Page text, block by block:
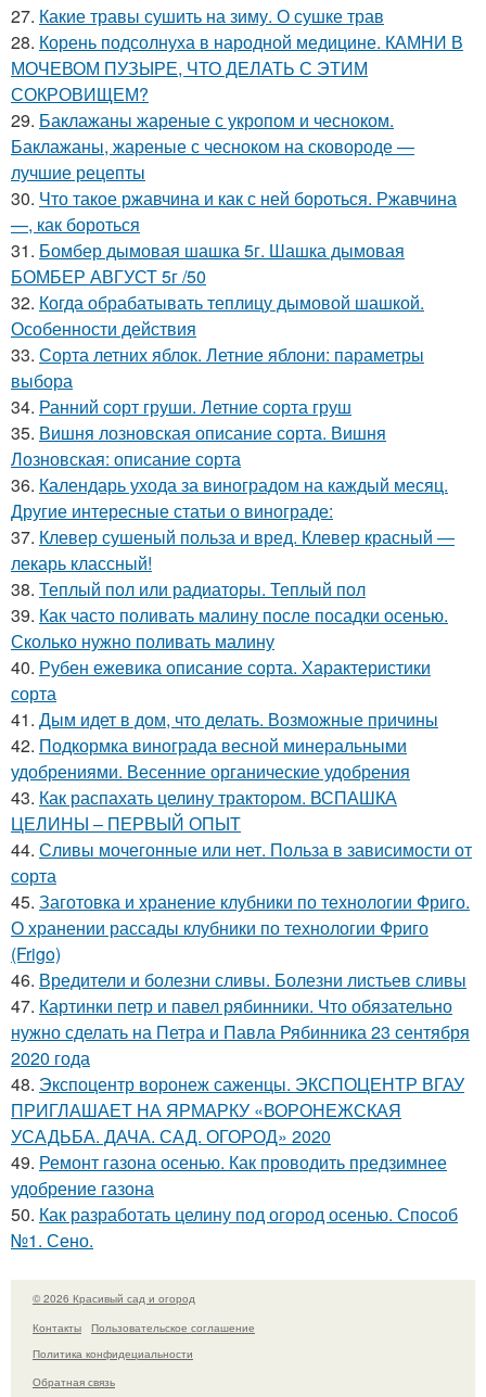
27. Какие травы сушить на зиму. О сушке трав
28. Корень подсолнуха в народной медицине. КАМНИ В
МОЧЕВОМ ПУЗЫРЕ, ЧТО ДЕЛАТЬ С ЭТИМ
СОКРОВИЩЕМ?
29. Баклажаны жареные с укропом и чесноком.
Баклажаны, жареные с чесноком на сковороде —
лучшие рецепты
30. Что такое ржавчина и как с ней бороться. Ржавчина
—, как бороться
31. Бомбер дымовая шашка 5г. Шашка дымовая
БОМБЕР АВГУСТ 5г /50
32. Когда обрабатывать теплицу дымовой шашкой.
Особенности действия
33. Сорта летних яблок. Летние яблони: параметры
выбора
34. Ранний сорт груши. Летние сорта груш
35. Вишня лозновская описание сорта. Вишня
Лозновская: описание сорта
36. Календарь ухода за виноградом на каждый месяц.
Другие интересные статьи о винограде:
37. Клевер сушеный польза и вред. Клевер красный —
лекарь классный!
38. Теплый пол или радиаторы. Теплый пол
39. Как часто поливать малину после посадки осенью.
Сколько нужно поливать малину
40. Рубен ежевика описание сорта. Характеристики
сорта
41. Дым идет в дом, что делать. Возможные причины
42. Подкормка винограда весной минеральными
удобрениями. Весенние органические удобрения
43. Как распахать целину трактором. ВСПАШКА
ЦЕЛИНЫ – ПЕРВЫЙ ОПЫТ
44. Сливы мочегонные или нет. Польза в зависимости от
сорта
45. Заготовка и хранение клубники по технологии Фриго.
О хранении рассады клубники по технологии Фриго
(Frigo)
46. Вредители и болезни сливы. Болезни листьев сливы
47. Картинки петр и павел рябинники. Что обязательно
нужно сделать на Петра и Павла Рябинника 23 сентября
2020 года
48. Экспоцентр воронеж саженцы. ЭКСПОЦЕНТР ВГАУ
ПРИГЛАШАЕТ НА ЯРМАРКУ «ВОРОНЕЖСКАЯ
УСАДЬБА. ДАЧА. САД. ОГОРОД» 2020
49. Ремонт газона осенью. Как проводить предзимнее
удобрение газона
50. Как разработать целину под огород осенью. Способ
№1. Сено.
© 2026 Красивый сад и огород
Контакты
Пользовательское соглашение
Политика конфидециальности
Обратная связь